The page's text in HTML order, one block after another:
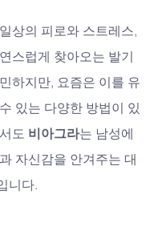
상의 피로와 스트레스,
스럽게 찾아오는 발기
하지만, 요즘은 이를 유
있는 다양한 방법이 있
도 비아그라는 남성에
자신감을 안겨주는 대
니다.